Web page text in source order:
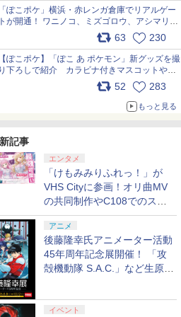
ぽこポケ」横浜・赤レンガ倉庫でリアルゲー
が開通！ ワニノコ、ミズゴロウ、アシマリ登
場シーンをレポート pic.x.com/LDgEByVl6D
63 230
ぽこポケ】「ぽこ あ ポケモン」新グッズを撮
下ろしで紹介 カラビナ付きマスコットやス
52 283
もっと見る
記事
エンタメ
「けもみみりふれっ！」が
VHS Cityに参画！オリ曲MV
の共同制作やC108でのスペ
シャルコラボ広告を掲出
アニメ
後藤隆幸氏アニメーター活動
45年周年記念展開催！ 「攻
殻機動隊 S.A.C.」など生原
イベント